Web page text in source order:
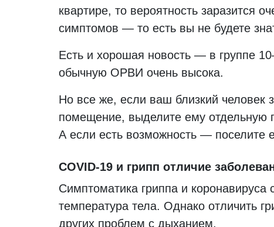
квартире, то вероятность заразится
симптомов — то есть вы не будете
Есть и хорошая новость — в группе
обычную ОРВИ очень высока.
Но все же, если ваш близкий человек
помещение, выделите ему отдельную
А если есть возможность — поселите
COVID-19 и грипп отличие
Симптоматика гриппа и
температура тела. Однако отличить
других проблем с дыханием.